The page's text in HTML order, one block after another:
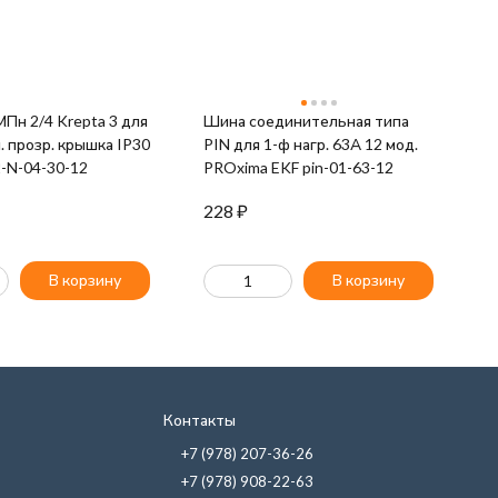
3 для
прозр. крышка IP30
N-04-30-12
В корзину
Шина соединительная типа
PIN для 1-ф нагр. 63А 12 мод.
PROxima EKF pin-01-63-12
228 ₽
В корзину
Контакты
+7 (978) 207-36-26
+7 (978) 908-22-63